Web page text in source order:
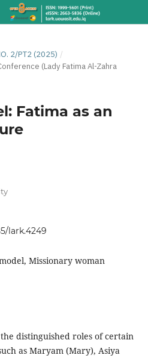
2/PT2 (2025) /
(Lady Fatima Al-Zahra
Fatima as an
lark.4249
Missionary woman
distinguished roles of certain
as Maryam (Mary), Asiya